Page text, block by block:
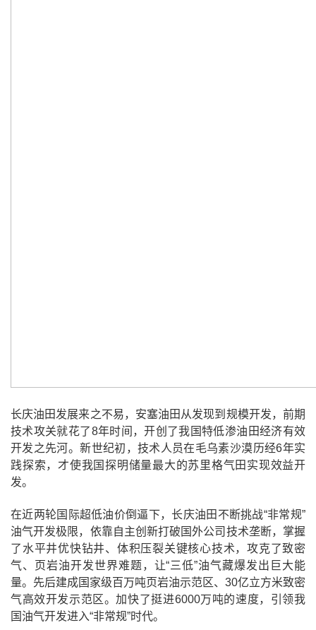
长庆油田发展来之不易，安塞油田从发现到规模开发，前期
技术攻关就花了8年时间，开创了我国特低渗油田经济有效
开发之先河。新世纪初，技术人员在毛乌素沙漠历经6年实
践探索，才使我国探明储量最大的苏里格气田实现效益开
发。
在近两轮国际超低油价倒逼下，长庆油田不断挑战“非常规”
油气开发极限，依靠自主创新打破国外公司技术垄断，掌握
了水平井优快钻井、体积压裂关键核心技术，攻克了致密
气、页岩油开发世界难题，让“三低”油气藏爆发出巨大能
量。先后建成国家级百万吨页岩油示范区、30亿立方米致密
气高效开发示范区。加快了挺进6000万吨的速度，引领我
国油气开发进入“非常规”时代。